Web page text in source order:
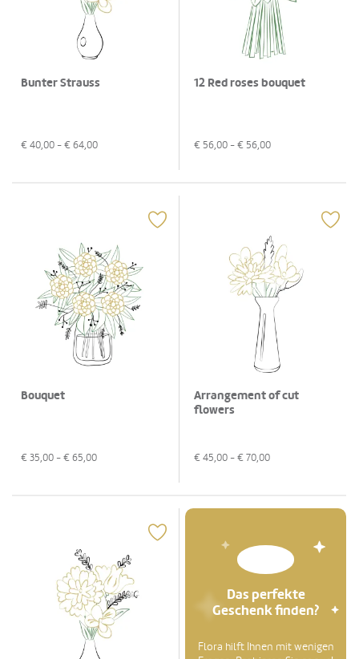
Bunter Strauss
€ 40,00 - € 64,00
12 Red roses bouquet
€ 56,00 - € 56,00
Bouquet
€ 35,00 - € 65,00
Arrangement of cut
flowers
€ 45,00 - € 70,00
Das perfekte
Geschenk finden?
Flora hilft Ihnen mit wenigen